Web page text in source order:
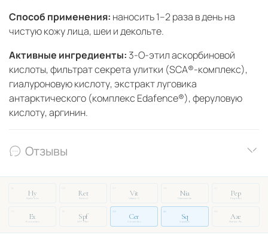
Способ применения: наносить 1–2 раза в день на
чистую кожу лица, шеи и декольте.
Активные ингредиенты: 3-O-этил аскорбиновой
кислоты, фильтрат секрета улитки (SCA®-комплекс),
гиалуроновую кислоту, экстракт луговика
антарктического (комплекс Edafence®), феруловую
кислоту, аргинин.
Отзывы
14
Hy
Hyaluronic
Ret
Retinol
Vit
Vitamin C
Nia
Niacinamide
Pep
Peptides
Ex
Exosomes
Spf
SPF Filter
33
Cer
Ceramides
46
Sq
Squalane
Aze
Azelaic Ac.